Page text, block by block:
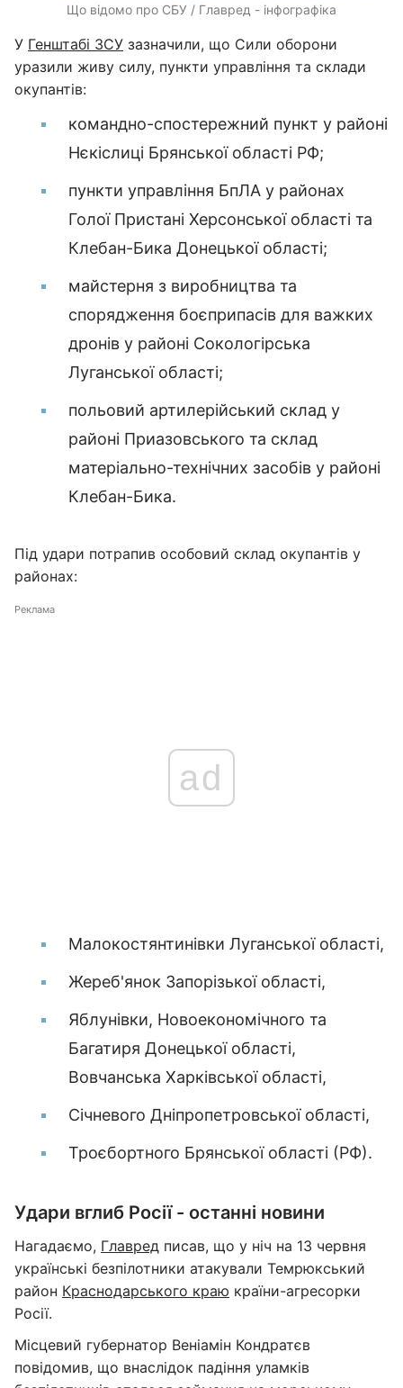
Що відомо про СБУ / Главред - інфографіка
У Генштабі ЗСУ зазначили, що Сили оборони
уразили живу силу, пункти управління та склади
окупантів:
командно-спостережний пункт у районі
Нєкіслиці Брянської області РФ;
пункти управління БпЛА у районах
Голої Пристані Херсонської області та
Клебан-Бика Донецької області;
майстерня з виробництва та
спорядження боєприпасів для важких
дронів у районі Сокологірська
Луганської області;
польовий артилерійський склад у
районі Приазовського та склад
матеріально-технічних засобів у районі
Клебан-Бика.
Під удари потрапив особовий склад окупантів у
районах:
Реклама
ad
Малокостянтинівки Луганської області,
Жереб'янок Запорізької області,
Яблунівки, Новоекономічного та
Багатиря Донецької області,
Вовчанська Харківської області,
Січневого Дніпропетровської області,
Троєбортного Брянської області (РФ).
Удари вглиб Росії - останні новини
Нагадаємо, Главред писав, що у ніч на 13 червня
українські безпілотники атакували Темрюкський
район Краснодарського краю країни-агресорки
Росії.
Місцевий губернатор Веніамін Кондратєв
повідомив, що внаслідок падіння уламків